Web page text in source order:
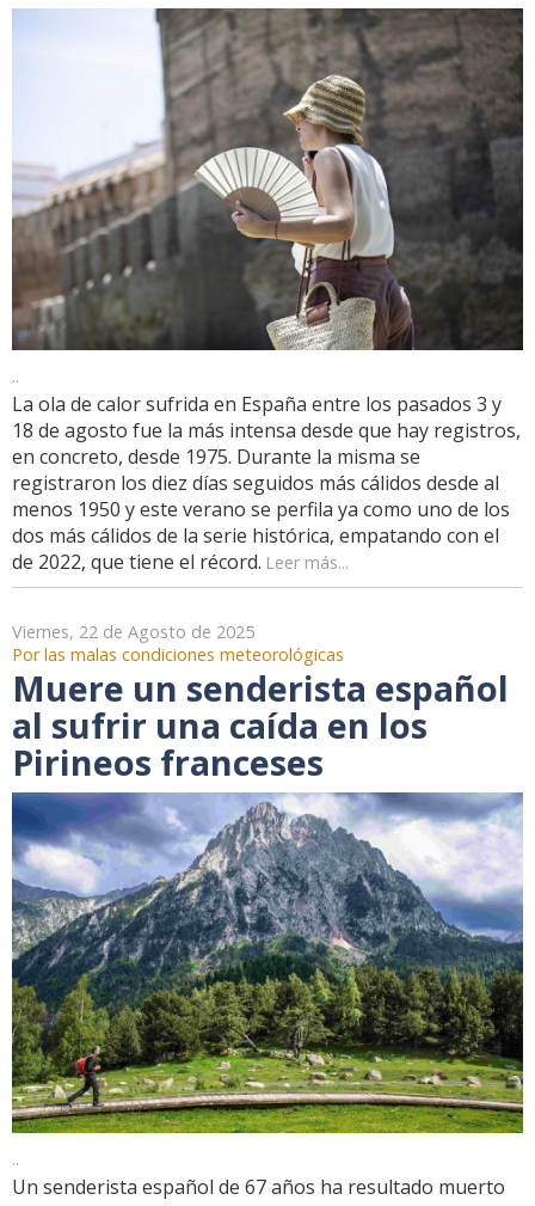
..
La ola de calor sufrida en España entre los pasados 3 y
18 de agosto fue la más intensa desde que hay registros,
en concreto, desde 1975. Durante la misma se
registraron los diez días seguidos más cálidos desde al
menos 1950 y este verano se perfila ya como uno de los
dos más cálidos de la serie histórica, empatando con el
de 2022, que tiene el récord. Leer más...
Viernes, 22 de Agosto de 2025
Por las malas condiciones meteorológicas
Muere un senderista español
al sufrir una caída en los
Pirineos franceses
..
Un senderista español de 67 años ha resultado muerto